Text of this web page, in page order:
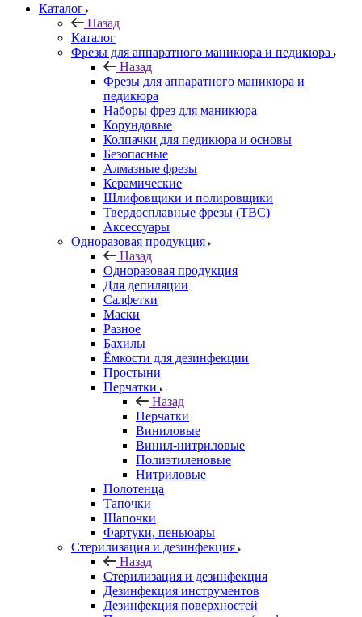
Каталог
Назад
Каталог
Фрезы для аппаратного маникюра и педикюра
Назад
Фрезы для аппаратного маникюра и
педикюра
Наборы фрез для маникюра
Корундовые
Колпачки для педикюра и основы
Безопасные
Алмазные фрезы
Керамические
Шлифовщики и полировщики
Твердосплавные фрезы (ТВС)
Аксессуары
Одноразовая продукция
Назад
Одноразовая продукция
Для депиляции
Салфетки
Маски
Разное
Бахилы
Ёмкости для дезинфекции
Простыни
Перчатки
Назад
Перчатки
Виниловые
Винил-нитриловые
Полиэтиленовые
Нитриловые
Полотенца
Тапочки
Шапочки
Фартуки, пеньюары
Стерилизация и дезинфекция
Назад
Стерилизация и дезинфекция
Дезинфекция инструментов
Дезинфекция поверхностей